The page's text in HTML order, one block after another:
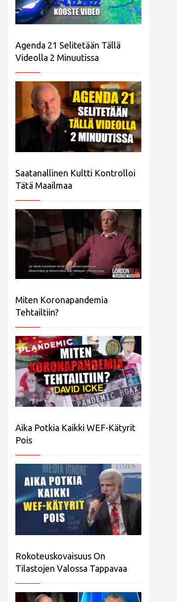
Agenda 21 Selitetään Tällä
Videolla 2 Minuutissa
Saatanallinen Kultti Kontrolloi
Tätä Maailmaa
Miten Koronapandemia
Tehtailtiin?
Aika Potkia Kaikki WEF-Kätyrit
Pois
Rokoteuskovaisuus On
Tilastojen Valossa Tappavaa